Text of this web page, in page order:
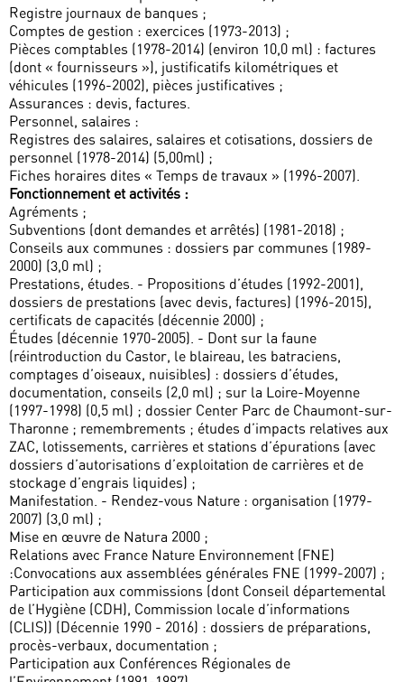
Registre journaux de banques ;
Comptes de gestion : exercices (1973-2013) ;
Pièces comptables (1978-2014) (environ 10,0 ml) : factures
(dont « fournisseurs »), justificatifs kilométriques et
véhicules (1996-2002), pièces justificatives ;
Assurances : devis, factures.
Personnel, salaires :
Registres des salaires, salaires et cotisations, dossiers de
personnel (1978-2014) (5,00ml) ;
Fiches horaires dites « Temps de travaux » (1996-2007).
Fonctionnement et activités :
Agréments ;
Subventions (dont demandes et arrêtés) (1981-2018) ;
Conseils aux communes : dossiers par communes (1989-
2000) (3,0 ml) ;
Prestations, études. - Propositions d’études (1992-2001),
dossiers de prestations (avec devis, factures) (1996-2015),
certificats de capacités (décennie 2000) ;
Études (décennie 1970-2005). - Dont sur la faune
(réintroduction du Castor, le blaireau, les batraciens,
comptages d’oiseaux, nuisibles) : dossiers d’études,
documentation, conseils (2,0 ml) ; sur la Loire-Moyenne
(1997-1998) (0,5 ml) ; dossier Center Parc de Chaumont-sur-
Tharonne ; remembrements ; études d’impacts relatives aux
ZAC, lotissements, carrières et stations d’épurations (avec
dossiers d’autorisations d’exploitation de carrières et de
stockage d’engrais liquides) ;
Manifestation. - Rendez-vous Nature : organisation (1979-
2007) (3,0 ml) ;
Mise en œuvre de Natura 2000 ;
Relations avec France Nature Environnement (FNE)
:Convocations aux assemblées générales FNE (1999-2007) ;
Participation aux commissions (dont Conseil départemental
de l’Hygiène (CDH), Commission locale d’informations
(CLIS)) (Décennie 1990 - 2016) : dossiers de préparations,
procès-verbaux, documentation ;
Participation aux Conférences Régionales de